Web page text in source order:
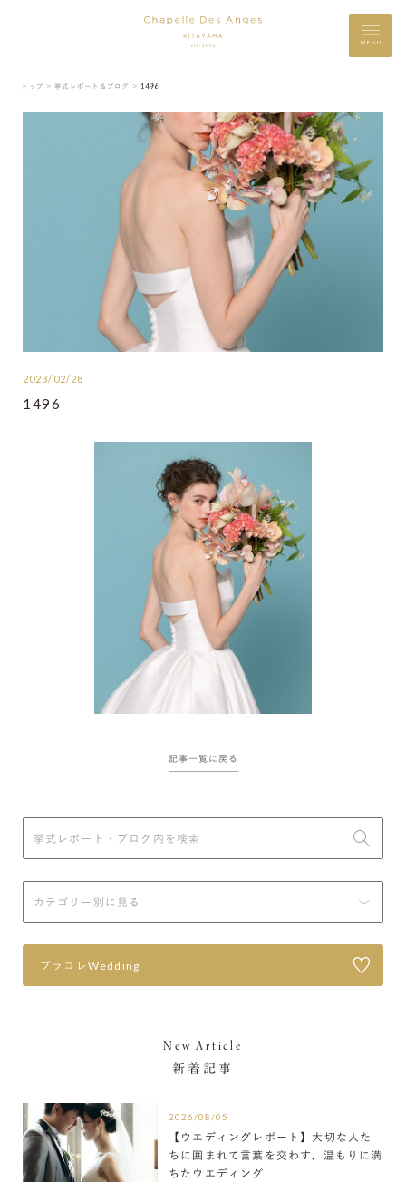
MENU
トップ ＞ 挙式レポート＆ブログ ＞ 1496
2023/02/28
1496
記事一覧に戻る
プラコレWedding
New Article
新着記事
2026/08/05
【ウエディングレポート】大切な人た
ちに囲まれて言葉を交わす、温もりに満
ちたウエディング